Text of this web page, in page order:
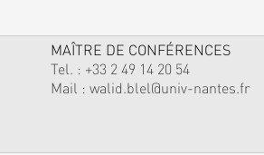
MAÎTRE DE CONFÉRENCES
Tel. : +33 2 49 14 20 54
Mail : walid.blel@univ-nantes.fr